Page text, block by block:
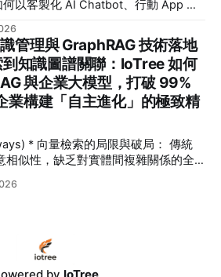
以客製化 AI Chatbot、行動 App 與
率與 24/7 極致個人化體驗 💡 核心
面臨流量紅
飆升 240% 的困境，被動式客服已
化互動的期待。 * 解決方案：
語言模型 (LLM) 的「對話式商務」與
，深度整合客製化 AI Chatbot、原
管理與 GraphRAG 技術落地
知識圖譜關聯：IoTree 如何
與企業大模型，打破 99%
業構建「自主進化」的極致精
： 傳統
相似性，缺乏對實體間複雜關係的全
分析的難題。 * 打破 99% 的
了可回溯、可驗證的精準上下文，使
程自動化，GraphRAG 能自動挖掘、串